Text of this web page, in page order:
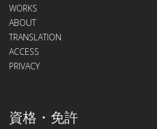
WORKS
ABOUT
TRANSLATION
ACCESS
PRIVACY
資格・免許